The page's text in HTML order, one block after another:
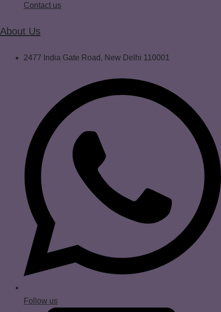
Contact us
About Us
2477 India Gate Road, New Delhi 110001
Follow us